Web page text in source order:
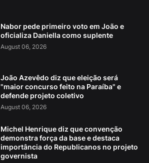
Nabor pede primeiro voto em João e
oficializa Daniella como suplente
August 06, 2026
João Azevêdo diz que eleição será
"maior concurso feito na Paraíba" e
defende projeto coletivo
August 06, 2026
Michel Henrique diz que convenção
demonstra força da base e destaca
importância do Republicanos no projeto
governista